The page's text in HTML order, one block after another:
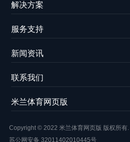
解决方案
服务支持
新闻资讯
联系我们
米兰体育网页版
Copyright © 2022 米兰体育网页版 版权所有.
苏公网安备 32011402010445号